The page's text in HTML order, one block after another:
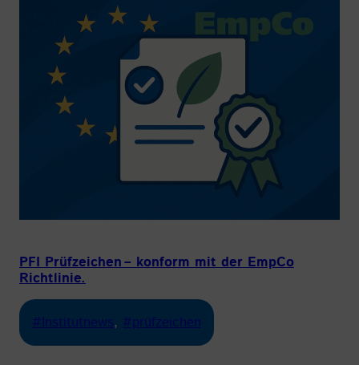
PFI Prüfzeichen – konform mit der EmpCo
Richtlinie.
#Institutnews, #prüfzeichen